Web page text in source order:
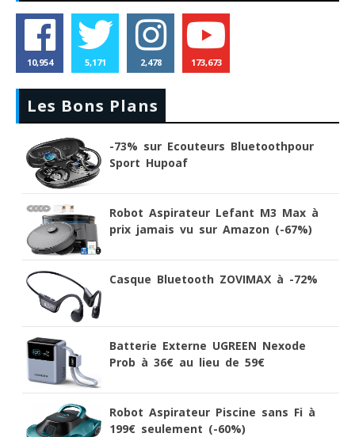
10,954 5,171 2,478 173,673
Les Bons Plans
-73% sur Ecouteurs Bluetoothpour
Sport Hupoaf
Robot Aspirateur Lefant M3 Max à
prix jamais vu sur Amazon (-67%)
Casque Bluetooth ZOVIMAX à -72%
Batterie Externe UGREEN Nexode
Prob à 36€ au lieu de 59€
Robot Aspirateur Piscine sans Fi à
199€ seulement (-60%)